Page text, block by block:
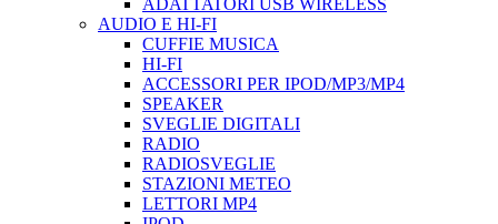
ADATTATORI USB WIRELESS
AUDIO E HI-FI
CUFFIE MUSICA
HI-FI
ACCESSORI PER IPOD/MP3/MP4
SPEAKER
SVEGLIE DIGITALI
RADIO
RADIOSVEGLIE
STAZIONI METEO
LETTORI MP4